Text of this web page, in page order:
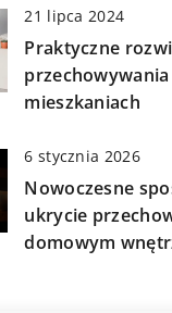
21 lipca 2024
Praktyczne
przechowywania
mieszkaniach
6 stycznia 2026
Nowoczesne
ukrycie
domowym